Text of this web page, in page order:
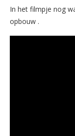
In het filmpje nog
opbouw .